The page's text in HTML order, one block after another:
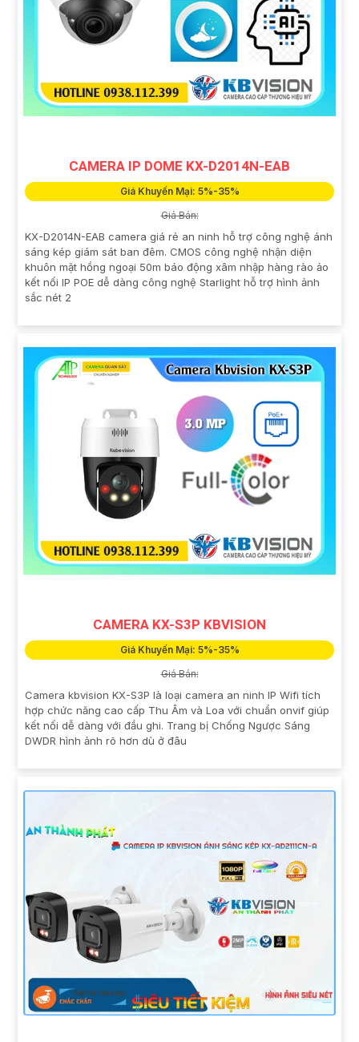
CAMERA IP DOME KX-D2014N-EAB
Giá Khuyến Mại: 5%-35%
Giá Bán:
KX-D2014N-EAB camera giá rẻ an ninh hỗ trợ công nghệ ánh
sáng kép giám sát ban đêm. CMOS công nghệ nhận diện
khuôn mặt hồng ngoại 50m báo động xâm nhập hàng rào ảo
kết nối IP POE dễ dàng công nghệ Starlight hỗ trợ hình ảnh
sắc nét 2
CAMERA KX-S3P KBVISION
Giá Khuyến Mại: 5%-35%
Giá Bán:
Camera kbvision KX-S3P là loại camera an ninh IP Wifi tích
hợp chức năng cao cấp Thu Âm và Loa với chuẩn onvif giúp
kết nối dễ dàng với đầu ghi. Trang bị Chống Ngược Sáng
DWDR hình ảnh rõ hơn dù ở đâu